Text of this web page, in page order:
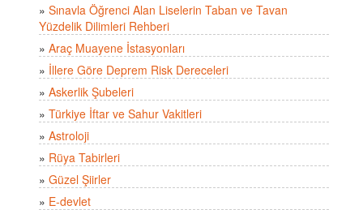
» Sınavla Öğrenci Alan Liselerin Taban ve Tavan
Yüzdelik Dilimleri Rehberi
» Araç Muayene İstasyonları
» İllere Göre Deprem Risk Dereceleri
» Askerlik Şubeleri
» Türkiye İftar ve Sahur Vakitleri
» Astroloji
» Rüya Tabirleri
» Güzel Şiirler
» E-devlet